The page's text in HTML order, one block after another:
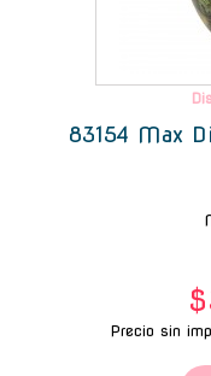
83154 Max
Precio sin